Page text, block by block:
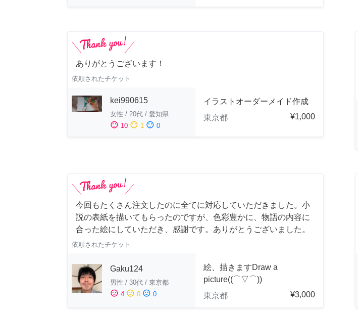
ありがとうございます！
依頼されたチケット
kei990615
女性 / 20代 / 愛知県
sentiment_satisfied 10 sentiment_neutral 1 sentiment_dissatisfied 0
イラストオーダーメイド作成
東京都
¥1,000
今回もたくさん注文したのに全てに対応していただきました。小
説の表紙を描いてもらったのですが、色彩豊かに、物語の内容に
合った絵にしていただき、感謝です。ありがとうございました。
依頼されたチケット
Gaku124
男性 / 30代 / 東京都
sentiment_satisfied 4 sentiment_neutral 0 sentiment_dissatisfied 0
絵、描きますDraw a
picture((⌒▽⌒))
東京都
¥3,000